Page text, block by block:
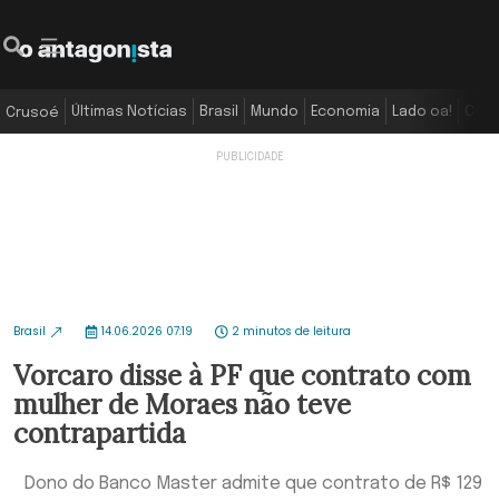
Crusoé Últimas Notícias Brasil Mundo Economia Lado oa!
Brasil 14.06.2026 07:19 2 minutos de leitura
Vorcaro disse à PF que contrato com
mulher de Moraes não teve
contrapartida
Dono do Banco Master admite que contrato de R$ 129